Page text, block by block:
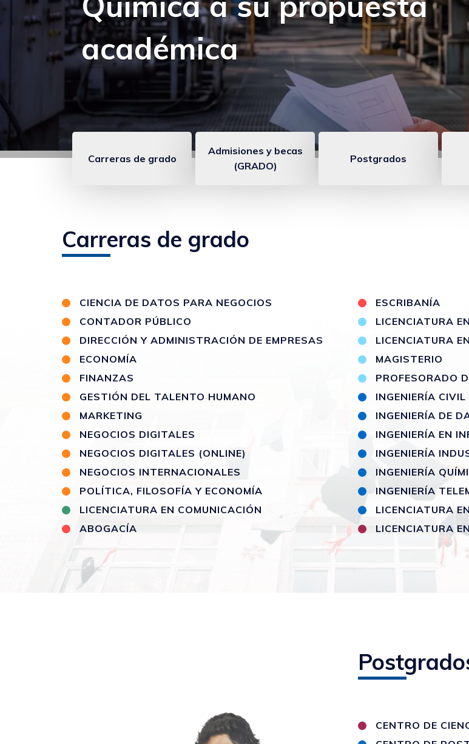
seguir aprendiendo
Carreras de grado
Admisiones y becas
(GRADO)
Postgrados
Carreras de grado
CIENCIA DE DATOS PARA NEGOCIOS
CONTADOR PÚBLICO
DIRECCIÓN Y ADMINISTRACIÓN DE EMPRESAS
ECONOMÍA
FINANZAS
GESTIÓN DEL TALENTO HUMANO
MARKETING
NEGOCIOS DIGITALES
NEGOCIOS DIGITALES (ONLINE)
NEGOCIOS INTERNACIONALES
POLÍTICA, FILOSOFÍA Y ECONOMÍA
LICENCIATURA EN COMUNICACIÓN
ABOGACÍA
ESCRIBANÍA
LICENCIATURA
LICENCIATURA
MAGISTERIO
PROFESORADO
INGENIERÍA CIVIL
INGENIERÍA DE
INGENIERÍA EN
INGENIERÍA
INGENIERÍA
INGENIERÍA
LICENCIATURA
LICENCIATURA
CENTRO DE